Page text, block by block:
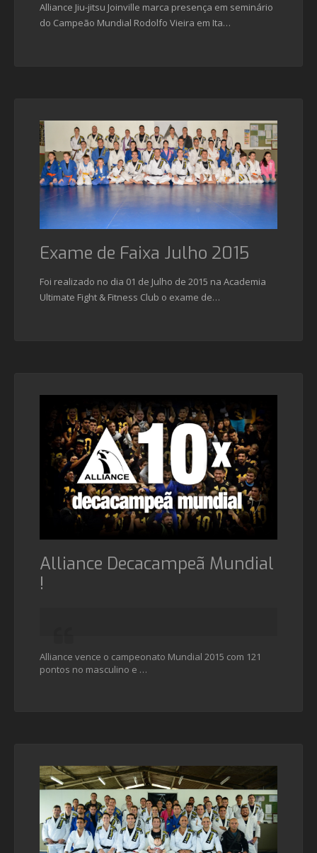
Alliance Jiu-jitsu Joinville marca presença em seminário
do Campeão Mundial Rodolfo Vieira em Ita…
Exame de Faixa Julho 2015
Foi realizado no dia 01 de Julho de 2015 na Academia
Ultimate Fight & Fitness Club o exame de…
Alliance Decacampeã Mundial
!
Alliance vence o campeonato Mundial 2015 com 121
pontos no masculino e …